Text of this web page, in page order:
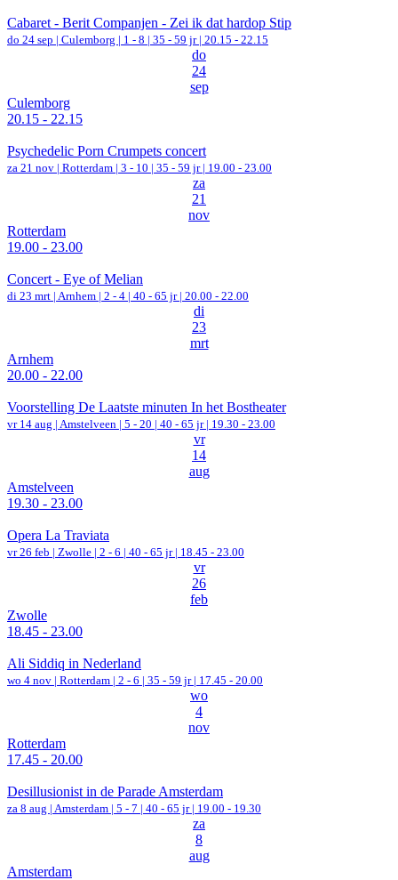
Cabaret - Berit Companjen - Zei ik dat hardop Stip
do 24 sep | Culemborg | 1 - 8 | 35 - 59 jr | 20.15 - 22.15
do
24
sep
Culemborg
20.15 - 22.15
Psychedelic Porn Crumpets concert
za 21 nov | Rotterdam | 3 - 10 | 35 - 59 jr | 19.00 - 23.00
za
21
nov
Rotterdam
19.00 - 23.00
Concert - Eye of Melian
di 23 mrt | Arnhem | 2 - 4 | 40 - 65 jr | 20.00 - 22.00
di
23
mrt
Arnhem
20.00 - 22.00
Voorstelling De Laatste minuten In het Bostheater
vr 14 aug | Amstelveen | 5 - 20 | 40 - 65 jr | 19.30 - 23.00
vr
14
aug
Amstelveen
19.30 - 23.00
Opera La Traviata
vr 26 feb | Zwolle | 2 - 6 | 40 - 65 jr | 18.45 - 23.00
vr
26
feb
Zwolle
18.45 - 23.00
Ali Siddiq in Nederland
wo 4 nov | Rotterdam | 2 - 6 | 35 - 59 jr | 17.45 - 20.00
wo
4
nov
Rotterdam
17.45 - 20.00
Desillusionist in de Parade Amsterdam
za 8 aug | Amsterdam | 5 - 7 | 40 - 65 jr | 19.00 - 19.30
za
8
aug
Amsterdam